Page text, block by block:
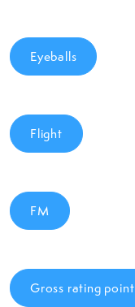
Eyeballs
Flight
FM
Gross rating point